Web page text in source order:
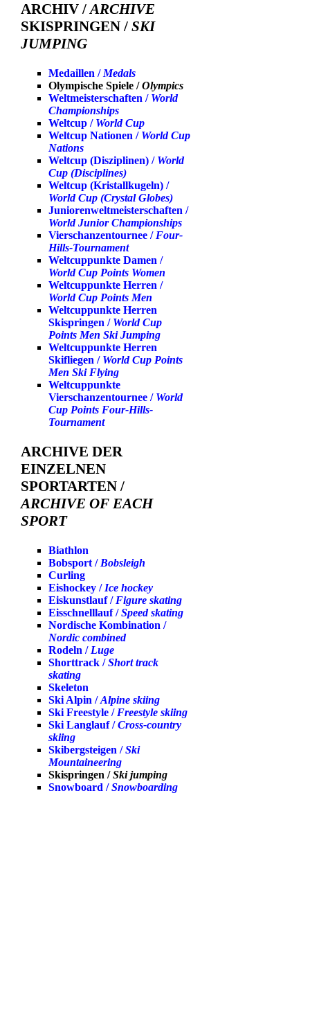
ARCHIV /ARCHIVE
SKISPRINGEN / SKI
JUMPING
Medaillen / Medals
Olympische Spiele /Olympics
Weltmeisterschaften / World
Championships
Weltcup / World Cup
Weltcup Nationen / World Cup
Nations
Weltcup (Disziplinen) / World
Cup (Disciplines)
Weltcup (Kristallkugeln) /
World Cup (Crystal Globes)
Juniorenweltmeisterschaften /
World Junior Championships
Vierschanzentournee / Four-
Hills-Tournament
Weltcuppunkte Damen /
World Cup Points Women
Weltcuppunkte Herren /
World Cup Points Men
Weltcuppunkte Herren
Skispringen / World Cup
Points Men Ski Jumping
Weltcuppunkte Herren
Skifliegen / World Cup Points
Men Ski Flying
Weltcuppunkte
Vierschanzentournee / World
Cup Points Four-Hills-
Tournament
ARCHIVE DER
EINZELNEN
SPORTARTEN /
ARCHIVE OF EACH
SPORT
Biathlon
Bobsport / Bobsleigh
Curling
Eishockey / Ice hockey
Eiskunstlauf / Figure skating
Eisschnelllauf /Speed skating
Nordische Kombination /
Nordic combined
Rodeln / Luge
Shorttrack /Short track
skating
Skeleton
Ski Alpin /Alpine skiing
Ski Freestyle / Freestyle skiing
Ski Langlauf /Cross-country
skiing
Skibergsteigen /Ski
Mountaineering
Skispringen /Ski jumping
Snowboard /Snowboarding